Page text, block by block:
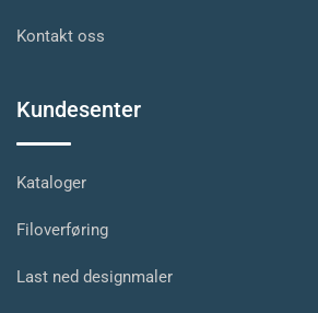
Kontakt oss
Kundesenter
Kataloger
Filoverføring
Last ned designmaler